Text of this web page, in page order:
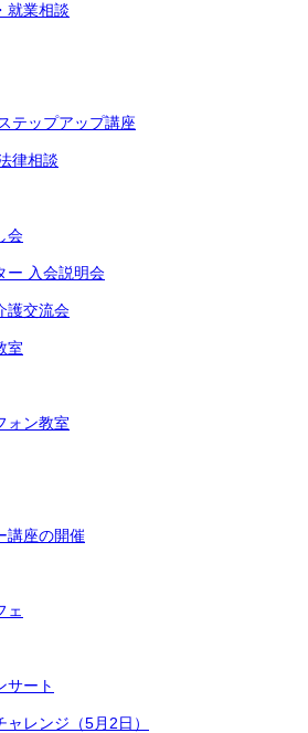
就業相談
テップアップ講座
律相談
会
ー 入会説明会
護交流会
室
ォン教室
講座の開催
ェ
サート
ャレンジ（5月2日）